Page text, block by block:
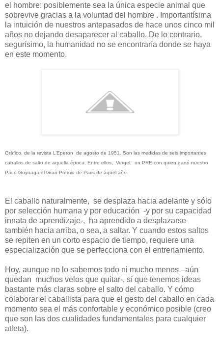
el hombre: posiblemente sea la única especie animal que
sobrevive gracias a la voluntad del hombre . Importantísima
la intuición de nuestros antepasados de hace unos cinco mil
años no dejando desaparecer al caballo. De lo contrario,
segurísimo, la humanidad no se encontraría donde se haya
en este momento.
Gráfico, de la revista L’Eperon de agosto de 1951. Son las medidas de seis importantes
caballos de salto de aquella época. Entre ellos, Vergel, un PRE con quien ganó nuestro
Paco Goyoaga el Gran Premio de Paris de aquel año
El caballo naturalmente, se desplaza hacia adelante y sólo
por selección humana y por educación -y por su capacidad
innata de aprendizaje-,
ha aprendido a desplazarse
también hacia arriba, o sea, a saltar. Y cuando estos saltos
se repiten en un corto espacio de tiempo, requiere una
especialización que se perfecciona con el entrenamiento.
Hoy, aunque no lo sabemos todo ni mucho menos –aún
quedan muchos velos que quitar-, sí que tenemos ideas
bastante más claras sobre el salto del caballo. Y cómo
colaborar el caballista para que el gesto del caballo en cada
momento sea el más confortable y económico posible (creo
que son las dos cualidades fundamentales para cualquier
atleta).